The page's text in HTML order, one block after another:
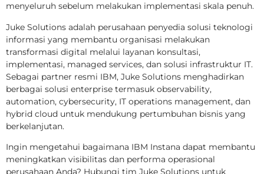
menyeluruh sebelum melakukan implementasi skala penuh.
Juke Solutions adalah perusahaan penyedia solusi teknologi
informasi yang membantu organisasi melakukan
transformasi digital melalui layanan konsultasi,
implementasi, managed services, dan solusi infrastruktur IT.
Sebagai partner resmi IBM, Juke Solutions menghadirkan
berbagai solusi enterprise termasuk observability,
automation, cybersecurity, IT operations management, dan
hybrid cloud untuk mendukung pertumbuhan bisnis yang
berkelanjutan.
Ingin mengetahui bagaimana IBM Instana dapat membantu
meningkatkan visibilitas dan performa operasional
perusahaan Anda? Hubungi tim Juke Solutions untuk